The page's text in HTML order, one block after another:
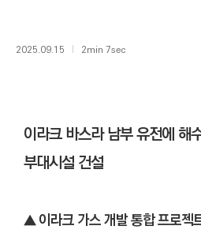
2025.09.15 2min 7sec
이라크 바스라 남부 유전에 해
부대시설 건설
▲ 이라크 가스 개발 통합 프로